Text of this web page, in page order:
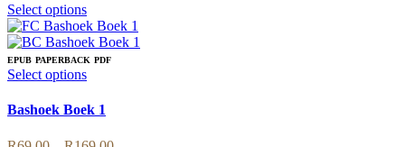
Select optionsThis
product
has
multiple
variants.
options
be
EPUB PAPERBACK PDF
Select optionsThis
has
variants.
Bashoek Boek 1